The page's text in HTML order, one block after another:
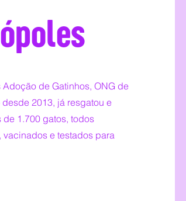
Adoção de Gatinhos, ONG de
desde 2013, já resgatou e
de 1.700 gatos, todos
vacinados e testados para